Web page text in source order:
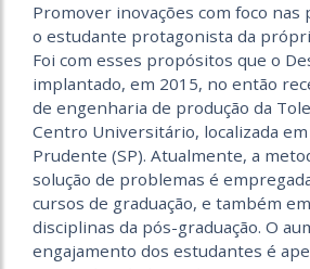
Promover inovações com foco nas
o estudante protagonista da
Foi com esses propósitos que o
implantado, em 2015, no então
de engenharia de produção da
Centro Universitário, localizada
Prudente (SP). Atualmente, a
solução de problemas é
cursos de graduação, e também
disciplinas da pós-graduação. O
engajamento dos estudantes é